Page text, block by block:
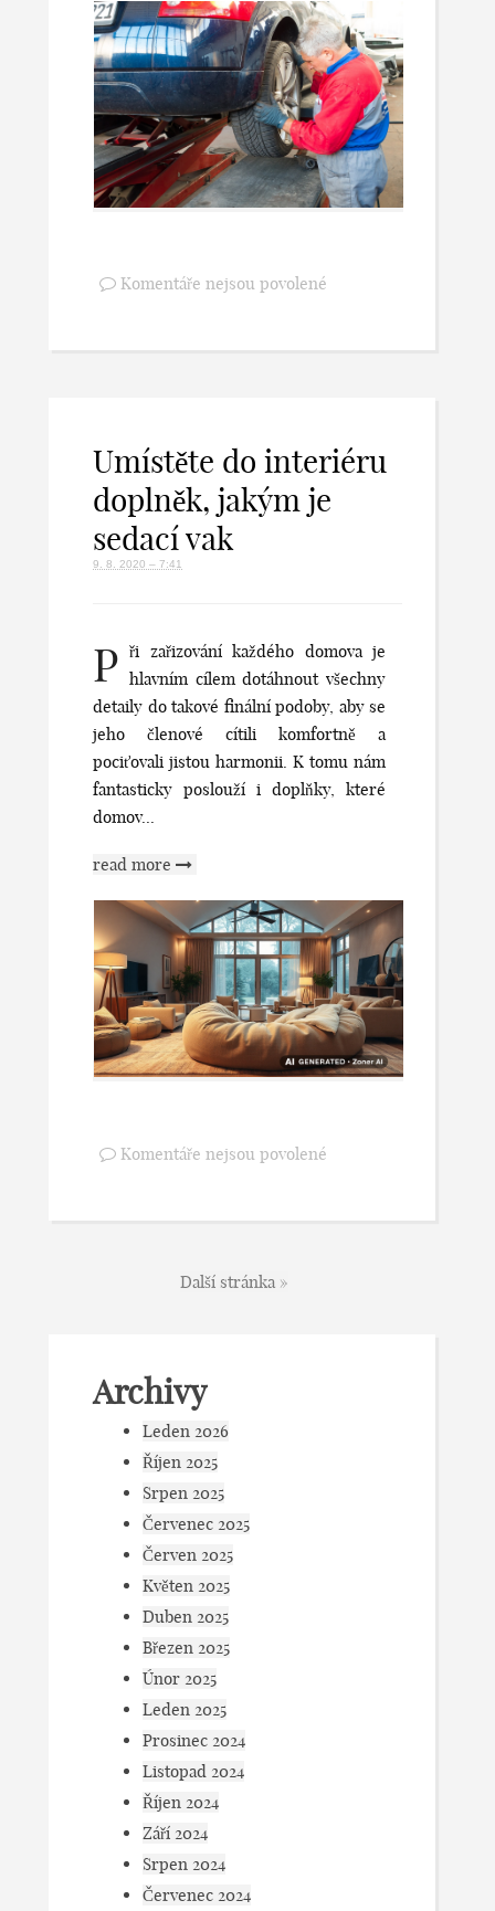
Komentáře nejsou povolené
Umístěte do interiéru
doplněk, jakým je
sedací vak
9. 8. 2020 – 7:41
P ři zařizování každého domova je
hlavním cílem dotáhnout všechny
detaily do takové finální podoby, aby se
jeho členové cítili komfortně a
pociťovali jistou harmonii. K tomu nám
fantasticky poslouží i doplňky, které
domov...
read more
Komentáře nejsou povolené
Další stránka »
Archivy
Leden 2026
Říjen 2025
Srpen 2025
Červenec 2025
Červen 2025
Květen 2025
Duben 2025
Březen 2025
Únor 2025
Leden 2025
Prosinec 2024
Listopad 2024
Říjen 2024
Září 2024
Srpen 2024
Červenec 2024